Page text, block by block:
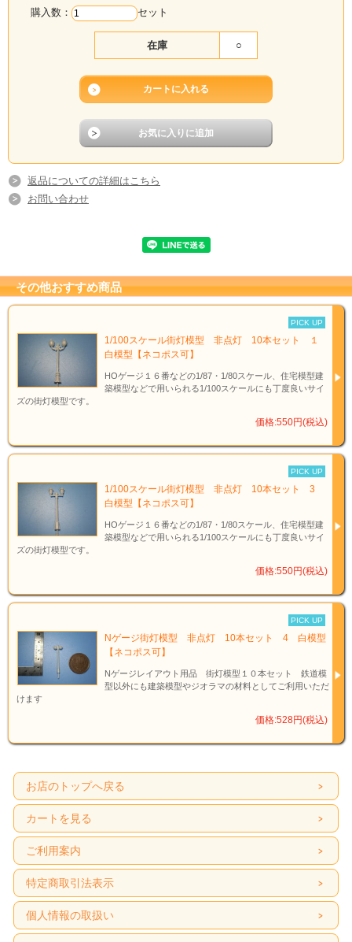
購入数： セット
在庫 ○
返品についての詳細はこちら
お問い合わせ
その他おすすめ商品
PICK UP
1/100スケール街灯模型 非点灯 10本セット １
白模型【ネコポス可】
HOゲージ１６番などの1/87・1/80スケール、住宅模型建
築模型などで用いられる1/100スケールにも丁度良いサイ
ズの街灯模型です。
価格:550円(税込)
PICK UP
1/100スケール街灯模型 非点灯 10本セット 3
白模型【ネコポス可】
HOゲージ１６番などの1/87・1/80スケール、住宅模型建
築模型などで用いられる1/100スケールにも丁度良いサイ
ズの街灯模型です。
価格:550円(税込)
PICK UP
Nゲージ街灯模型 非点灯 10本セット 4 白模型
【ネコポス可】
Nゲージレイアウト用品 街灯模型１０本セット 鉄道模
型以外にも建築模型やジオラマの材料としてご利用いただ
けます
価格:528円(税込)
お店のトップへ戻る
カートを見る
ご利用案内
特定商取引法表示
個人情報の取扱い